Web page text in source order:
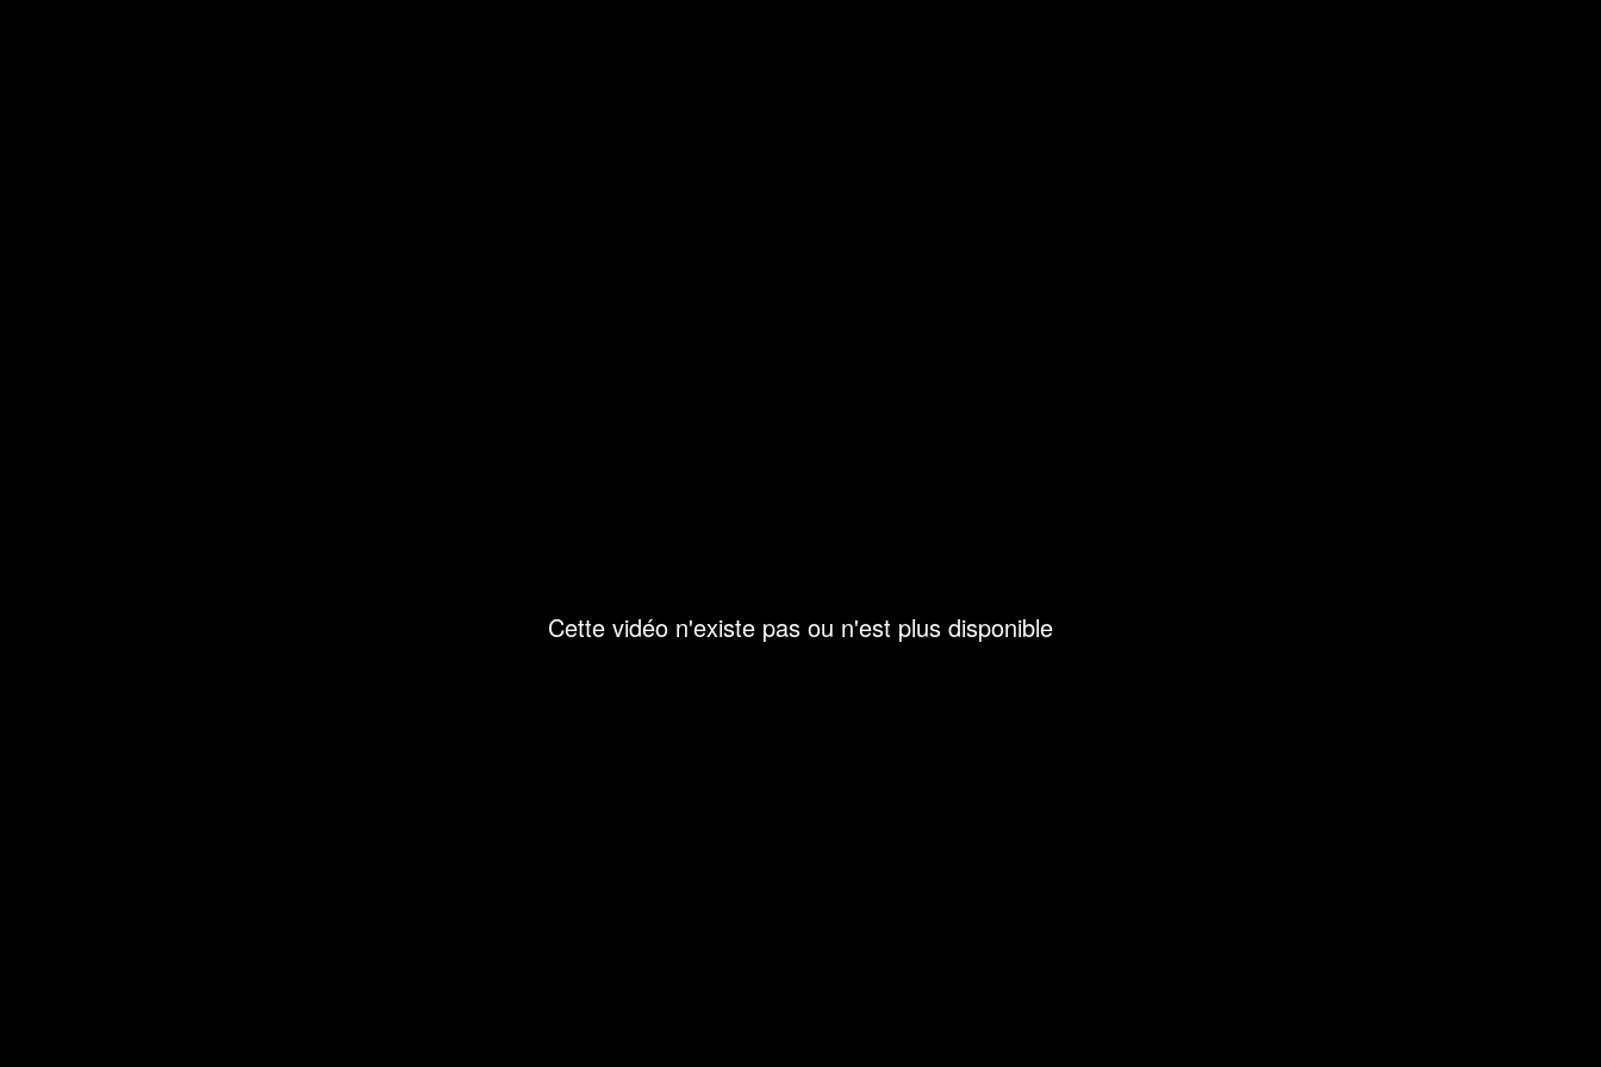
Cette vidéo n'existe pas ou n'est plus disponible